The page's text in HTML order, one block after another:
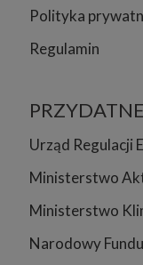
Polityka
Regulamin
Urząd Regulacji
Ministerstwo
Ministerstwo
Narodowy